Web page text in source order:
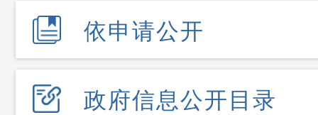
依申请公开
政府信息公开目录